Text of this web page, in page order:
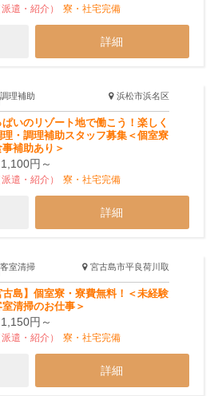
遣・紹介） 寮・社宅完備
詳細
調理補助 浜松市浜名区
いのリゾート地で働こう！楽しく
・調理補助スタッフ募集＜個室寮
補助あり＞
円～
遣・紹介） 寮・社宅完備
詳細
客室清掃 宮古島市平良荷川取
古島】個室寮・寮費無料！＜未経験
清掃のお仕事＞
円～
遣・紹介） 寮・社宅完備
詳細